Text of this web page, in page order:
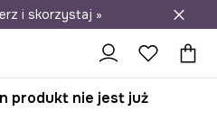
do salonów
i skorzystaj »
produkt nie jest już